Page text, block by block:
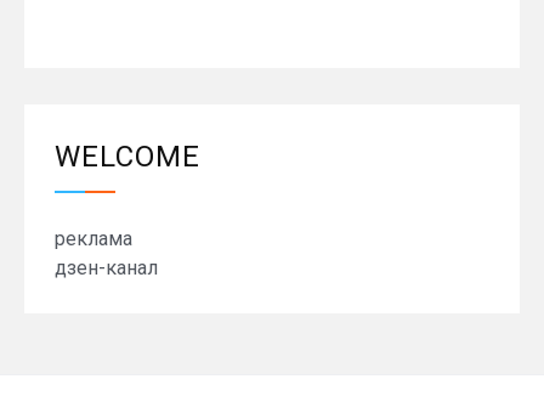
WELCOME
реклама
дзен-канал